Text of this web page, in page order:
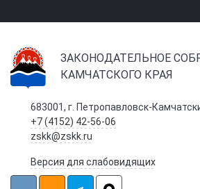
ЗАКОНОДАТЕЛЬНОЕ
КАМЧАТСКОГО КРАЯ
683001, г. Петропавловск-
+7 (4152) 42-56-06
zskk@zskk.ru
Версия для слабовидящих